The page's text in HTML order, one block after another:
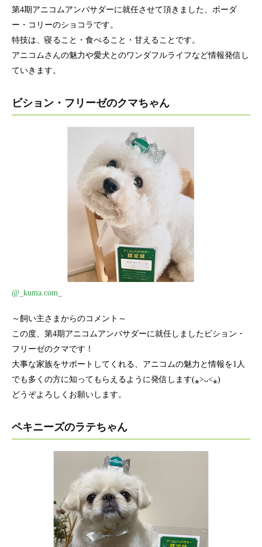
第4期アニコムアンバサダーに就任させて頂きました、ボーダ
ー・コリーのショコラです。
特技は、寝ること・食べること・甘えることです。
アニコムさんの魅力や愛犬とのワンダフルライフなど情報発信し
ていきます。
ビション・フリーゼのクマちゃん
@_kuma.com_
～飼い主さまからのコメント～
この度、第4期アニコムアンバサダーに就任しましたビション・
フリーゼのクマです！
大事な家族をサポートしてくれる、アニコムの魅力と情報を1人
でも多くの方に知ってもらえるように発信します(⁎˃ᴗ˂⁎)
どうぞよろしくお願いします。
ペキニーズのラテちゃん